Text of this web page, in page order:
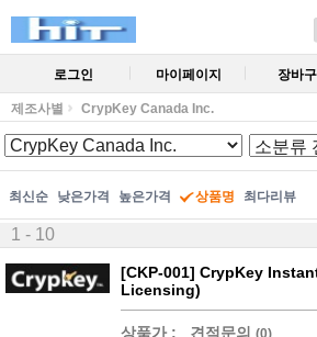
로그인 마이페이지 장바
제조사별 CrypKey Canada Inc.
최신순 낮은가격 높은가격 상품명 최다리뷰
1 - 10
[CKP-001] CrypKey
Licensing)
상품가 : 견적문의 (0)